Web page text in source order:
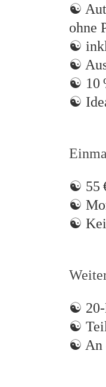
☯
ohne
☯
☯
☯ 10
☯
☯ 55
☯
☯
☯
☯
☯ An